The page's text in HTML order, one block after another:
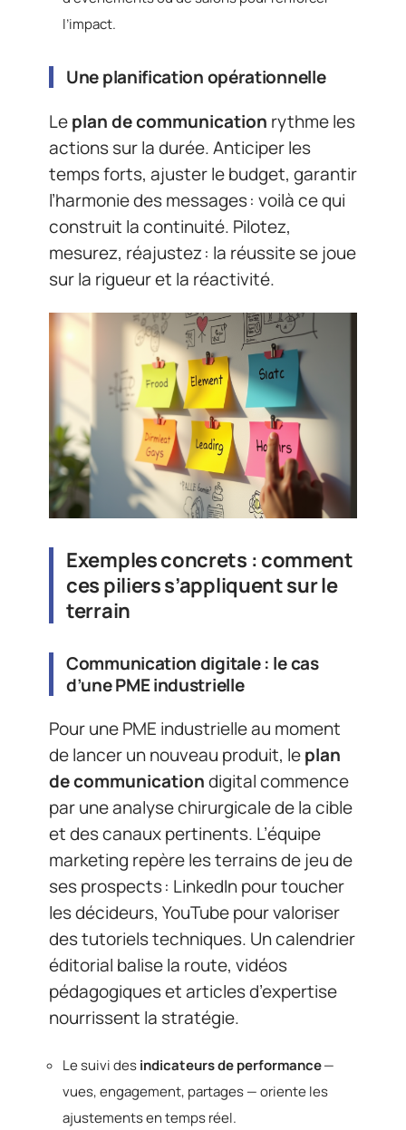
l’impact.
Une planification opérationnelle
Leplan de communication rythme les
actions sur la durée. Anticiper les
temps forts, ajuster le budget, garantir
l’harmonie des messages : voilà ce qui
construit la continuité. Pilotez,
mesurez, réajustez : la réussite se joue
sur la rigueur et la réactivité.
Exemples concrets : comment
ces piliers s’appliquent sur le
terrain
Communication digitale : le cas
d’une PME industrielle
Pour une PME industrielle au moment
de lancer un nouveau produit, leplan
de communicationdigital commence
par une analyse chirurgicale de la cible
et des canaux pertinents. L’équipe
marketing repère les terrains de jeu de
ses prospects : LinkedIn pour toucher
les décideurs, YouTube pour valoriser
des tutoriels techniques. Un calendrier
éditorial balise la route, vidéos
pédagogiques et articles d’expertise
nourrissent la stratégie.
Le suivi desindicateurs de performance—
vues, engagement, partages — oriente les
ajustements en temps réel.